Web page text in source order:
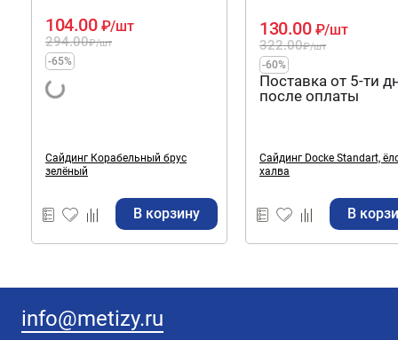
294.00₽/шт
104.00 ₽/шт
-65%
Сайдинг Корабельный брус
зелёный
В корзину
322.00₽/шт
130.00 ₽/шт
-60%
Поставка от 5-ти
после оплаты
Сайдинг Docke Standart,
халва
В
info@metizy.ru